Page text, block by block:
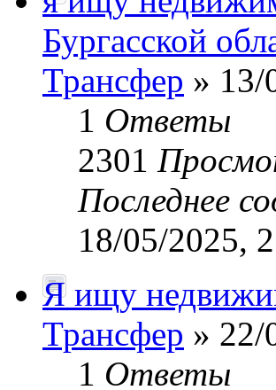
Бургасской
Трансфер » 13/
1 Ответы
2301
Последнее
18/05/2025,
Я ищу
Трансфер » 22/
1 Ответы